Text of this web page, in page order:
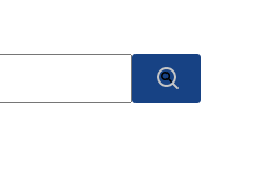
una función de texto predictivo.